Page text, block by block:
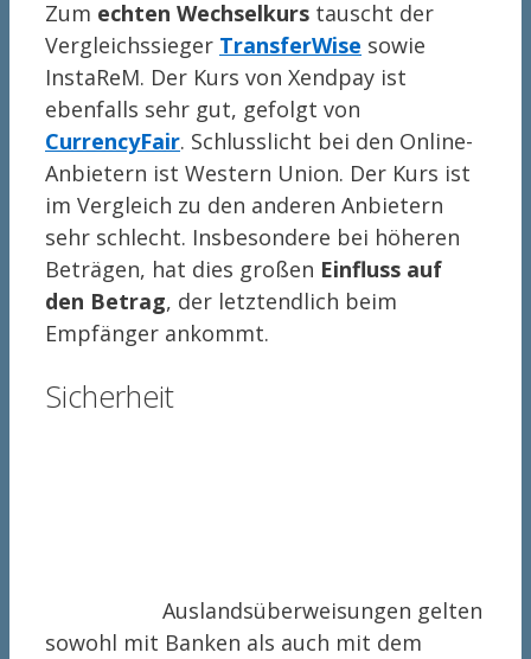
Zum echten Wechselkurs tauscht der
Vergleichssieger TransferWise sowie
InstaReM. Der Kurs von Xendpay ist
ebenfalls sehr gut, gefolgt von
CurrencyFair. Schlusslicht bei den Online-
Anbietern ist Western Union. Der Kurs ist
im Vergleich zu den anderen Anbietern
sehr schlecht. Insbesondere bei höheren
Beträgen, hat dies großen Einfluss auf
den Betrag, der letztendlich beim
Empfänger ankommt.
Sicherheit
Auslandsüberweisungen gelten
sowohl mit Banken als auch mit dem